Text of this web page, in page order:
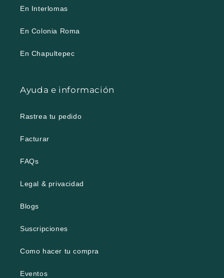
En Interlomas
En Colonia Roma
En Chapultepec
Ayuda e información
Rastrea tu pedido
Facturar
FAQs
Legal & privacidad
Blogs
Suscripciones
Como hacer tu compra
Eventos